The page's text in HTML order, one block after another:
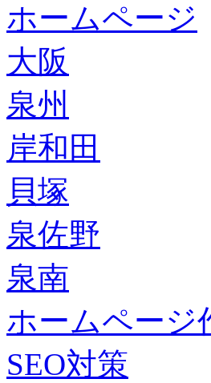
ホームページ
大阪
泉州
岸和田
貝塚
泉佐野
泉南
ホームページ
SEO対策